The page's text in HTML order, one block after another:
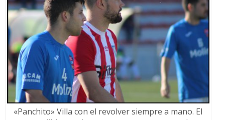
«Panchito» Villa con el revolver siempre a mano. El